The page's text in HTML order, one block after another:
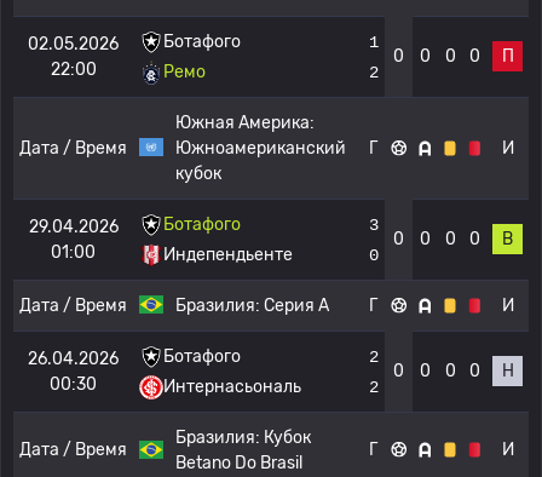
02.05.2026
22:00
Ботафого
Ремо
1
2
0 0 0 0 П
Дата / Время
Южная Америка:
Южноамериканский
кубок
Г И
29.04.2026
01:00
Ботафого
Индепендьенте
3
0
0 0 0 0 В
Дата / Время Бразилия: Серия А Г И
26.04.2026
00:30
Ботафого
Интернасьональ
2
2
0 0 0 0 Н
Дата / Время
Бразилия: Кубок
Betano Do Brasil
Г И